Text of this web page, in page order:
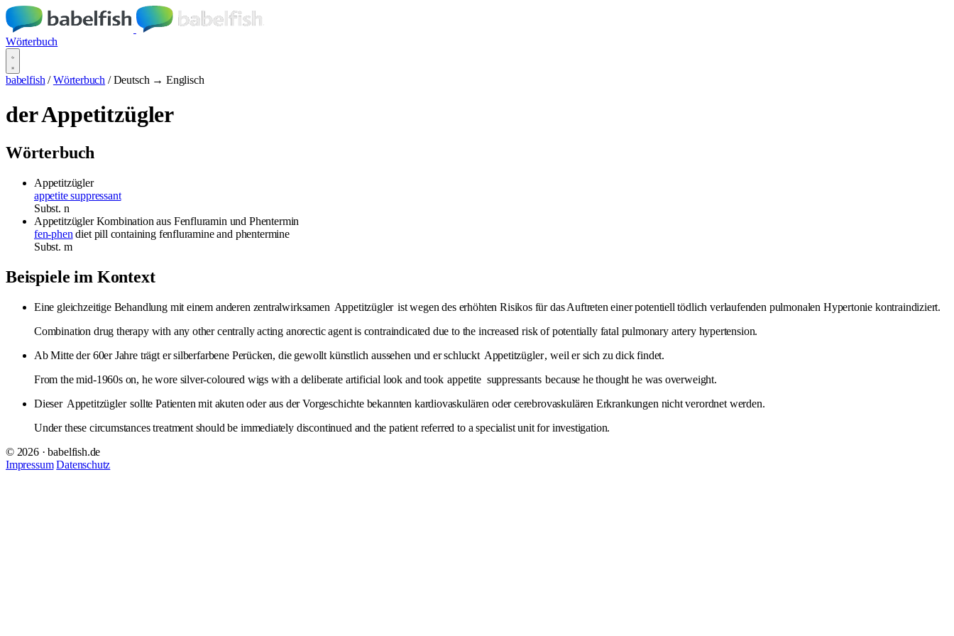
Wörterbuch
babelfish / Wörterbuch / Deutsch → Englisch
der Appetitzügler
Wörterbuch
Appetitzügler
appetite suppressant
Subst. n
Appetitzügler Kombination aus Fenfluramin und Phentermin
fen-phen diet pill containing fenfluramine and phentermine
Subst. m
Beispiele im Kontext
Eine gleichzeitige Behandlung mit einem anderen zentralwirksamen Appetitzügler ist wegen des erhöhten Risikos für das Auftreten einer potentiell tödlich verlaufenden pulmonalen Hypertonie kontraindiziert.
Combination drug therapy with any other centrally acting anorectic agent is contraindicated due to the increased risk of potentially fatal pulmonary artery hypertension.
Ab Mitte der 60er Jahre trägt er silberfarbene Perücken, die gewollt künstlich aussehen und er schluckt Appetitzügler, weil er sich zu dick findet.
From the mid-1960s on, he wore silver-coloured wigs with a deliberate artificial look and took appetite suppressants because he thought he was overweight.
Dieser Appetitzügler sollte Patienten mit akuten oder aus der Vorgeschichte bekannten kardiovaskulären oder cerebrovaskulären Erkrankungen nicht verordnet werden.
Under these circumstances treatment should be immediately discontinued and the patient referred to a specialist unit for investigation.
© 2026 · babelfish.de
Impressum Datenschutz